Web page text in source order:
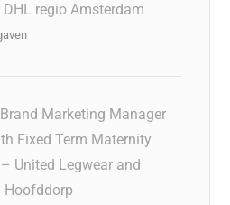
DHL regio Amsterdam
Marketing Manager
Fixed Term Maternity
United Legwear and
Hoofddorp